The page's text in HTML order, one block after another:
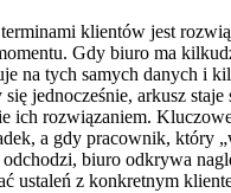
klientów jest
Gdy biuro ma
na tych samych danych i
jednocześnie, arkusz staje
ich rozwiązaniem.
a gdy pracownik, który
biuro odkrywa
ustaleń z konkretnym